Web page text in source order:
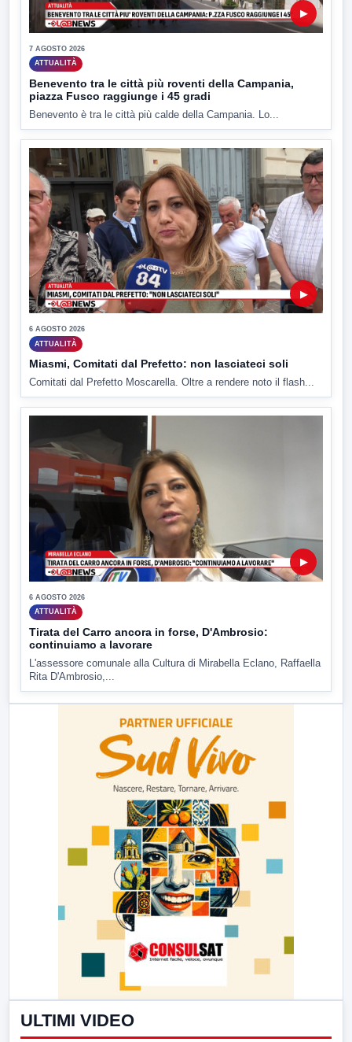
▶
7 AGOSTO 2026
ATTUALITÀ
Benevento tra le città più roventi della Campania,
piazza Fusco raggiunge i 45 gradi
Benevento è tra le città più calde della Campania. Lo...
▶
6 AGOSTO 2026
ATTUALITÀ
Miasmi, Comitati dal Prefetto: non lasciateci soli
Comitati dal Prefetto Moscarella. Oltre a rendere noto il flash...
▶
6 AGOSTO 2026
ATTUALITÀ
Tirata del Carro ancora in forse, D'Ambrosio:
continuiamo a lavorare
L'assessore comunale alla Cultura di Mirabella Eclano, Raffaella
Rita D'Ambrosio,...
ULTIMI VIDEO